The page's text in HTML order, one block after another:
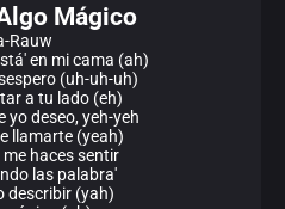
Mágico
Rauw
en mi cama (ah)
(uh-uh-uh)
a tu lado (eh)
yo deseo, yeh-yeh
llamarte (yeah)
haces sentir
las palabra'
describir (yah)